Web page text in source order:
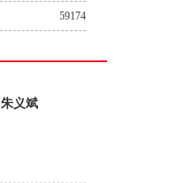
59174
朱义斌